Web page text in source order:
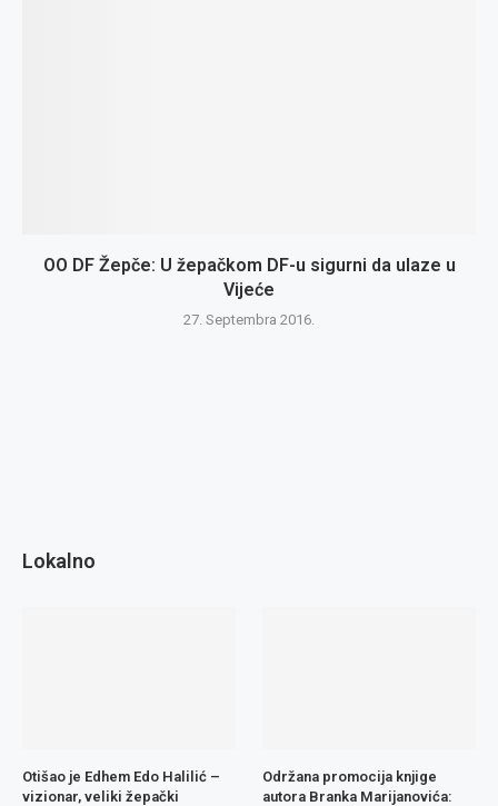
OO DF Žepče: U žepačkom DF-u sigurni da ulaze u
Vijeće
27. Septembra 2016.
Lokalno
Otišao je Edhem Edo Halilić –
vizionar, veliki žepački
Održana promocija knjige
autora Branka Marijanovića: